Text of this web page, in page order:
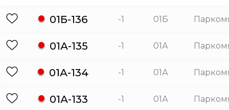
01Б-136 -1 01Б
01А-135 -1 01А
01А-134 -1 01А
01А-133 -1 01А